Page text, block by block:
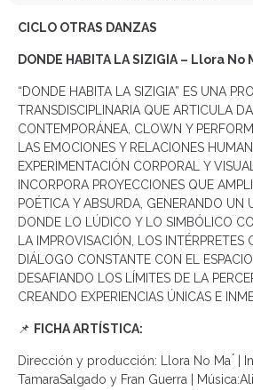
CICLO OTRAS DANZAS
DONDE HABITA LA SIZIGIA – Llora No
“DONDE HABITA LA SIZIGIA” ES UNA
TRANSDISCIPLINARIA QUE ARTICULA
CONTEMPORÁNEA, CLOWN Y
LAS EMOCIONES Y RELACIONES
EXPERIMENTACIÓN CORPORAL Y
INCORPORA PROYECCIONES QUE
POÉTICA Y ABSURDA, GENERANDO UN
DONDE LO LÚDICO Y LO SIMBÓLICO
LA IMPROVISACIÓN, LOS INTÉRPRETES
DIÁLOGO CONSTANTE CON EL
DESAFIANDO LOS LÍMITES DE LA
CREANDO EXPERIENCIAS ÚNICAS E
📌 FICHA ARTÍSTICA:
Dirección y producción: Llora No Ma ́ |
TamaraSalgado y Fran Guerra |